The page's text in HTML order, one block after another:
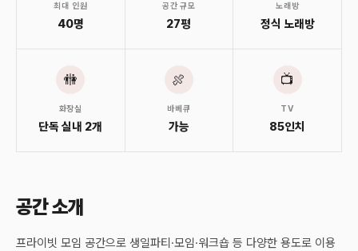
최대 인원
40명
공간 규모
27평
노래방
정식 노래방
🚻
화장실
단독 실내 2개
🍖
바베큐
가능
📺
TV
85인치
공간 소개
프라이빗 모임 공간으로 생일파티·모임·워크숍 등 다양한 용도로 이용